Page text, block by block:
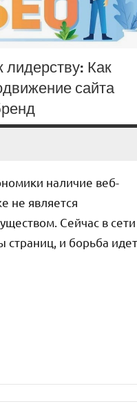
Как
сайта
наличие веб-
не является
Сейчас в сети
и борьба идет